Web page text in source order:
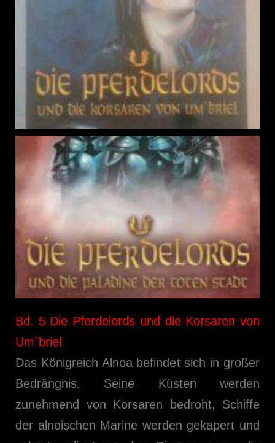
Bd. 5 Die Pferdelords und die Korsaren von
Um´briel
Das Königreich Alnoa befindet sich in großer
Bedrängnis. Seine Küsten werden
zunehmend von Korsaren bedroht, Schiffe
der alnoischen Marine werden gekapert und